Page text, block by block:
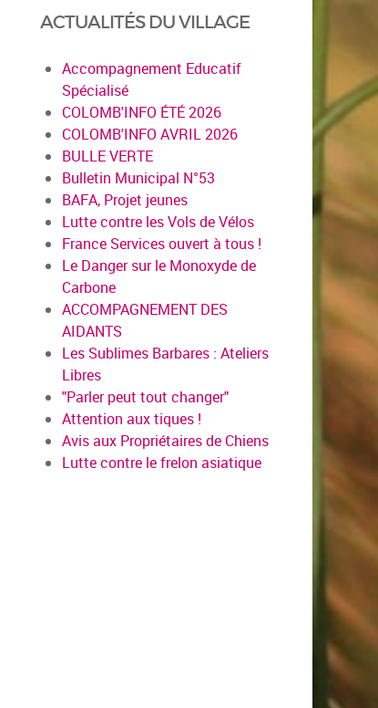
ACTUALITÉS DU VILLAGE
Accompagnement Educatif
Spécialisé
COLOMB'INFO ÉTÉ 2026
COLOMB'INFO AVRIL 2026
BULLE VERTE
Bulletin Municipal N°53
BAFA, Projet jeunes
Lutte contre les Vols de Vélos
France Services ouvert à tous !
Le Danger sur le Monoxyde de
Carbone
ACCOMPAGNEMENT DES
AIDANTS
Les Sublimes Barbares : Ateliers
Libres
"Parler peut tout changer"
Attention aux tiques !
Avis aux Propriétaires de Chiens
Lutte contre le frelon asiatique